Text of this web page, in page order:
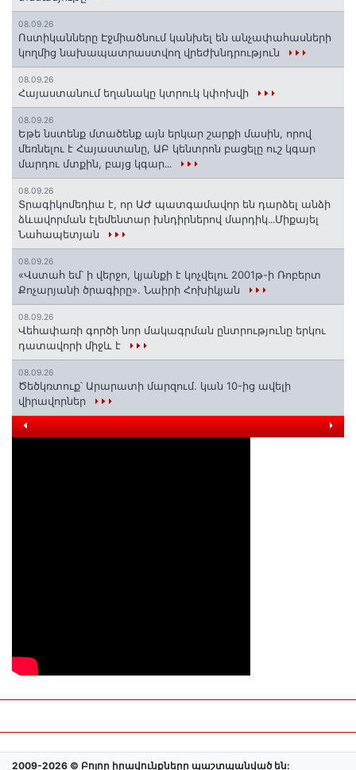
08.09.26
Ոստիկանները Էջմիածնում կանխել են անչափահասների
կողմից նախապատրաստվող վրեժխնդրություն
08.09.26
Հայաստանում եղանակը կտրուկ կփոխվի
08.09.26
Եթե նստենք մտածենք այն երկար շարքի մասին, որով
մեռնելու է Հայաստանը, ԱԲ կենտրոն բացելը ուշ կգար
մարդու մտքին, բայց կգար․․․
08.09.26
Տրագիկոմեդիա է, որ ԱԺ պատգամավոր են դարձել անձի
ձևավորման էլեմենտար խնդիրներով մարդիկ․․․Միքայել
Նահապետյան
08.09.26
«Վստահ եմ՝ ի վերջո, կյանքի է կոչվելու 2001թ-ի Ռոբերտ
Քոչարյանի ծրագիրը». Նաիրի Հոխիկյան
08.09.26
Վեհափառի գործի նոր մակագրման ընտրությունը երկու
դատավորի միջև է
08.09.26
Ծեծկռտուք՝ Արարատի մարզում. կան 10-ից ավելի
վիրավորներ
2009-2026 © Բոլոր իրավունքները պաշտպանված են: